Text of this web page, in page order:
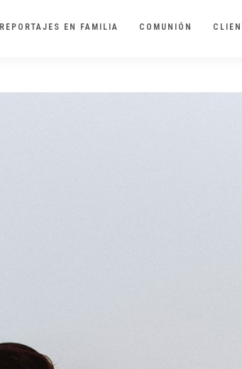
REPORTAJES EN FAMILIA COMUNIÓN